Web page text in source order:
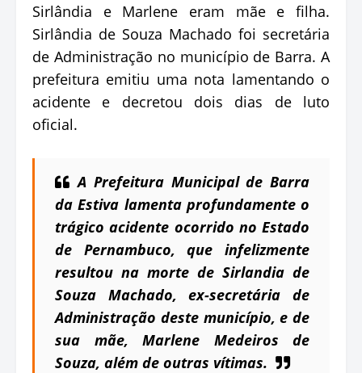
Sirlândia e Marlene eram mãe e filha.
Sirlândia de Souza Machado foi secretária
de Administração no município de Barra. A
prefeitura emitiu uma nota lamentando o
acidente e decretou dois dias de luto
oficial.
A Prefeitura Municipal de Barra
da Estiva lamenta profundamente o
trágico acidente ocorrido no Estado
de Pernambuco, que infelizmente
resultou na morte de Sirlandia de
Souza Machado, ex-secretária de
Administração deste município, e de
sua mãe, Marlene Medeiros de
Souza, além de outras vítimas.